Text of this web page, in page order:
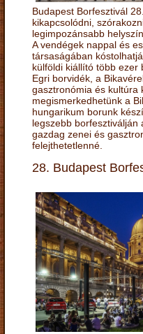
Budapest Borfesztivál
kikapcsolódni,
legimpozánsabb
A vendégek nappal és
társaságában
külföldi kiállító több ezer
Egri borvidék, a
gasztronómia és kultúra
megismerkedhetünk a
hungarikum borunk
legszebb borfesztiválján
gazdag zenei és
felejthetetlenné.
28. Budapest